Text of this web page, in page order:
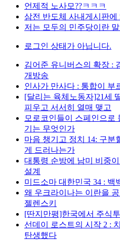
언제적 노사모??ㅋㅋㅋ
삼전 반도체 사내게시판에
저는 모두의 민주당이란
로그인 상태가 아닙니다.
김어준 유니버스의 확장 :
개방송
인사가 만사다 : 통합이 부
[달리는 육체노동자]21세
피우고 서서히 열매 맺고
모로코인들이 스페인으로
기는 무엇인가
마음 챙기고 정치 14: 구분
게 드러나는가
대통령 순방에 남미 비중
설계
미드소마 대한민국 34 : 백
왜 우크라이나는 이란을
젤렌스키
[딴지만평]한국에서 주식
선데이 로스트의 시작 2 :
탄생했다